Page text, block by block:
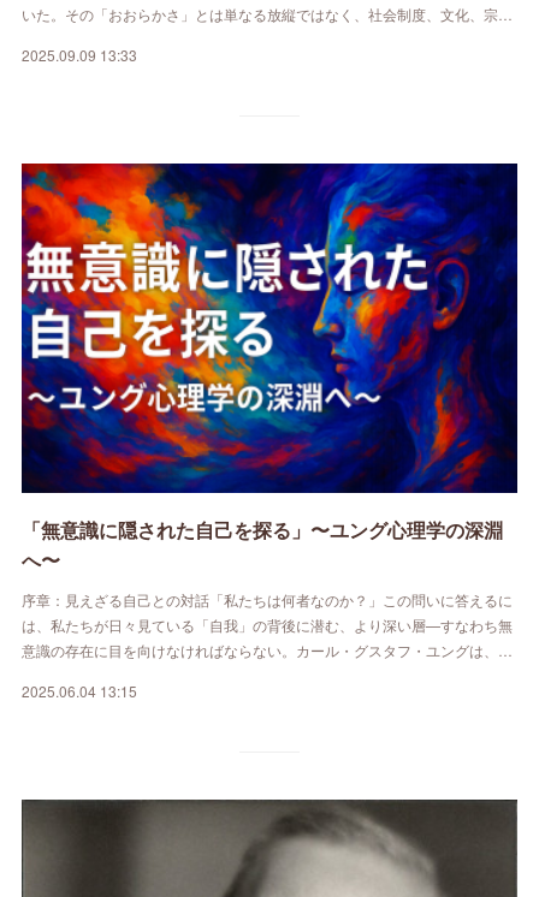
いた。その「おおらかさ」とは単なる放縦ではなく、社会制度、文化、宗…
2025.09.09 13:33
「無意識に隠された自己を探る」〜ユング心理学の深淵
へ〜
序章：見えざる自己との対話「私たちは何者なのか？」この問いに答えるに
は、私たちが日々見ている「自我」の背後に潜む、より深い層—すなわち無
意識の存在に目を向けなければならない。カール・グスタフ・ユングは、…
2025.06.04 13:15